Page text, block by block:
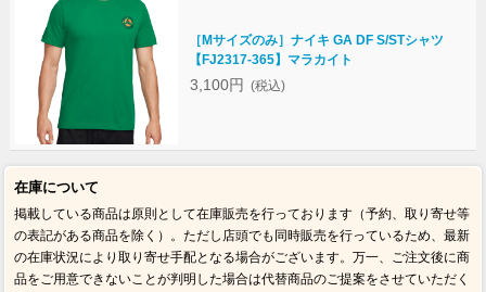
［Mサイズのみ］ナイキ GA DF S/STシャツ
【FJ2317-365】マラカイト
3,100円 (税込)
在庫について
掲載している商品は原則として在庫販売を行っております（予約、取り寄せ等
の表記がある商品を除く）。ただし店頭でも同時販売を行っているため、最新
の在庫状況により取り寄せ手配となる場合がございます。万一、ご注文後に商
品をご用意できないことが判明した場合は代替商品のご提案をさせていただく